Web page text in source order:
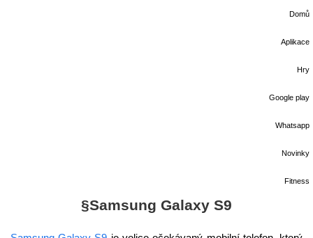
Domů
Aplikace
Hry
Google play
Whatsapp
Novinky
Fitness
§Samsung Galaxy S9